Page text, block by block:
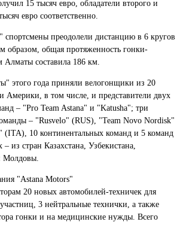
15 тысяч евро, обладатели второго и
евро соответственно.
преодолели дистанцию в 6 кругов
образом, общая протяженность гонки-
Алматы составила 186 км.
этого года приняли велогонщики из 20
в том числе, и представители двух
– "Pro Team Astana" и "Katusha"; три
– "Rusvelo" (RUS), "Team Novo Nordisk"
10 континентальных команд и 5 команд
из стран Казахстана, Узбекистана,
"Astana Motors"
20 новых автомобилей-техничек для
3 нейтральные технички, а также
гонки и на медицинские нужды. Всего